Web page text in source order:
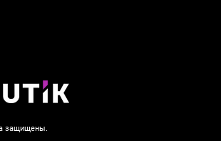
защищены.